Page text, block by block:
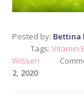
Posted by: Bettina
Tags: Vitamin
Wissen
2, 2020